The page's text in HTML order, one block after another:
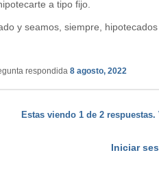
a tipo fijo.
y seamos, siempre,
respondida 8 agosto, 2022
Estas viendo 1 de 2
Iniciar